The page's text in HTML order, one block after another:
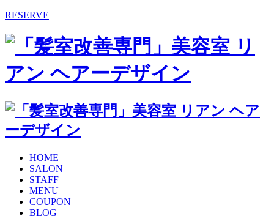
RESERVE
HOME
SALON
STAFF
MENU
COUPON
BLOG